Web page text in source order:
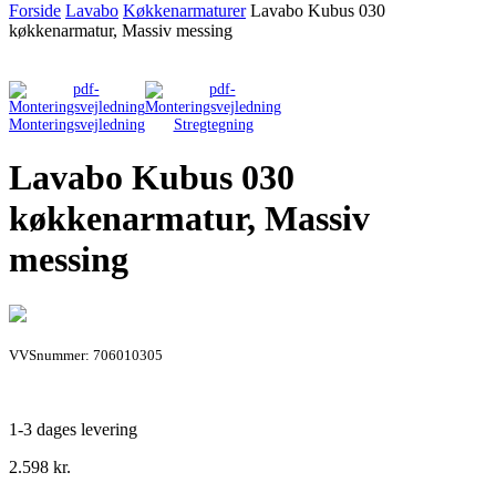
Forside Lavabo Køkkenarmaturer Lavabo Kubus 030
køkkenarmatur, Massiv messing
Monteringsvejledning Stregtegning
Lavabo Kubus 030
køkkenarmatur, Massiv
messing
VVSnummer: 706010305
1-3 dages levering
2.598 kr.